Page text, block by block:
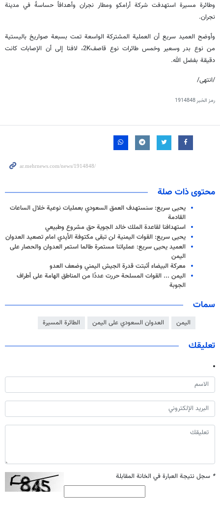
وطائرة مسيرة استهدفت شركة أرامكو ومطار نجران وأهدافاً حساسةً في مدينة
نجران.
وأوضح العميد سريع أن العملية المشتركة الواسعة تمت بسبعة صواريخ باليستية
من نوع بدر وسعير وخمس طائرات نوع قاصف2K، لافتا إلى أن الإصابات كانت
دقيقة بفضل الله.
/انتهى/
رمز الخبر1914848
محتوى ذات صلة
يحيى سريع: سنستهدف العمق السعودي بعمليات نوعية خلال الساعات
القادمة
استهدافنا لقاعدة الملك خالد الجوية حق مشروع وطبيعي
يحيى سريع: القوات اليمنية لن تبقى مكتوفة الأيدي امام تصعيد العدوان
العميد يحيى سريع: عملياتنا مستمرة طالما استمر العدوان والحصار على
اليمن
معركة البيضاء أثبتت قدرة الجيش اليمني وضعف العدو
اليمن ... القوات المسلحة حررت عددًا من المناطق الهامة على أطراف
الجوبة
سمات
اليمن العدوان السعودي على اليمن الطائرة المسيرة
تعليقك
* سجل نتيجة العبارة في الخانة المقابلة